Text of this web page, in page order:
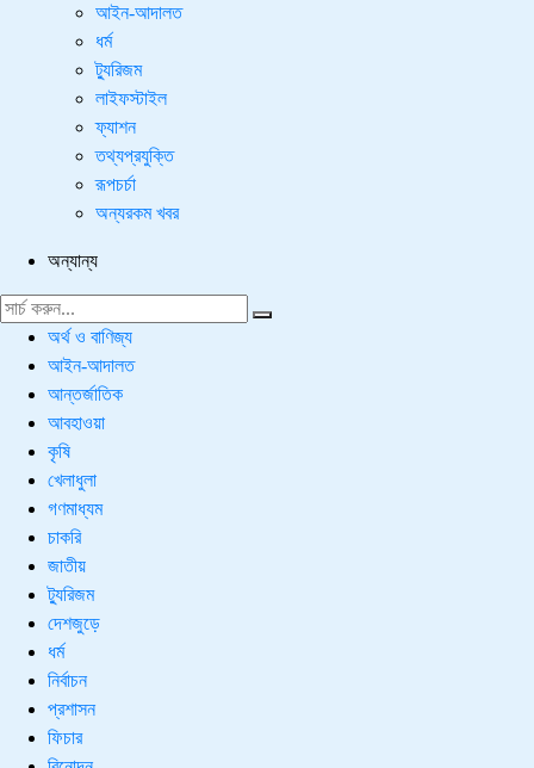
আইন-আদালত
ধর্ম
ট্যুরিজম
লাইফস্টাইল
ফ্যাশন
তথ্যপ্রযুক্তি
রূপচর্চা
অন্যরকম খবর
অন্যান্য
অর্থ ও বাণিজ্য
আইন-আদালত
আন্তর্জাতিক
আবহাওয়া
কৃষি
খেলাধুলা
গণমাধ্যম
চাকরি
জাতীয়
ট্যুরিজম
দেশজুড়ে
ধর্ম
নির্বাচন
প্রশাসন
ফিচার